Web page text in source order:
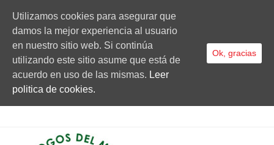
Utilizamos cookies para asegurar que
damos la mejor experiencia al usuario
en nuestro sitio web. Si continúa
utilizando este sitio asume que está de
acuerdo en uso de las mismas. Leer
politica de cookies.
Ok, gracias